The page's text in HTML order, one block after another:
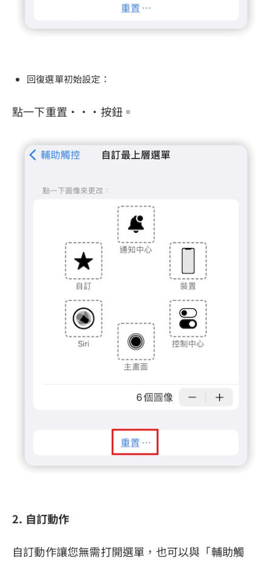
回復選單初始設定：
點一下重置···按鈕。
2. 自訂動作
自訂動作讓您無需打開選單，也可以與「輔助觸